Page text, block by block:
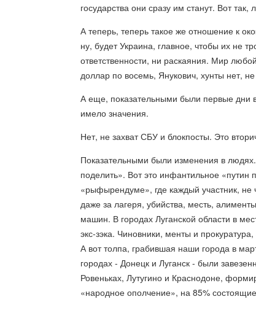
государства они сразу им станут. Вот так,
А теперь, теперь такое же отношение к
ну, будет Украина, главное, чтобы их не
ответственности, ни раскаяния. Мир
доллар по восемь, Янукович, хунты нет,
А еще, показательными были первые дни
имело значения.
Нет, не захват СБУ и блокпосты. Это
Показательными были изменения в
поделить». Вот это инфантильное «путин
«рыфырендуме», где каждый участник, не
даже за лагеря, убийства, месть,
машин. В городах Луганской области в
экс-зэка. Чиновники, менты и
А вот толпа, грабившая наши города в
городах - Донецк и Луганск - были
Ровеньках, Лутугино и Краснодоне,
«народное ополчение», на 85%